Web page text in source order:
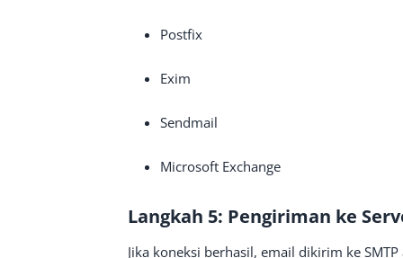
Postfix
Exim
Sendmail
Microsoft Exchange
Langkah 5: Pengiriman ke
Jika koneksi berhasil, email dikirim ke